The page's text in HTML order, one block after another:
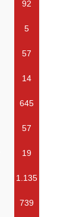
92
5
57
14
645
57
19
1.135
739